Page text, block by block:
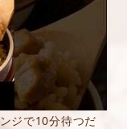
ジで10分待つだ